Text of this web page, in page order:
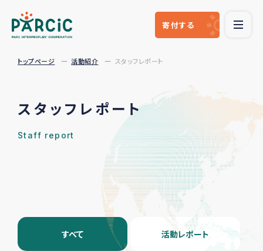
寄付する
トップページ 活動紹介 スタッフレポート
スタッフレポート
Staff report
すべて 活動レポート